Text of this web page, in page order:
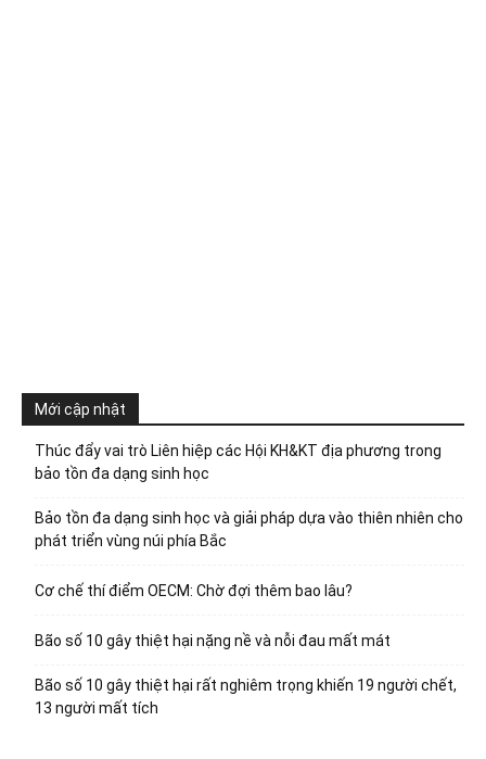
Mới cập nhật
Thúc đẩy vai trò Liên hiệp các Hội KH&KT địa phương trong
bảo tồn đa dạng sinh học
Bảo tồn đa dạng sinh học và giải pháp dựa vào thiên nhiên cho
phát triển vùng núi phía Bắc
Cơ chế thí điểm OECM: Chờ đợi thêm bao lâu?
Bão số 10 gây thiệt hại nặng nề và nỗi đau mất mát
Bão số 10 gây thiệt hại rất nghiêm trọng khiến 19 người chết,
13 người mất tích